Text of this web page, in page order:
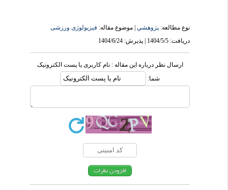
نوع مطالعه:پژوهشي| موضوع مقاله:فیزیولوژی ورزشی
دریافت: 1404/5/5 | پذیرش: 1404/6/24
ارسال نظر درباره این مقاله : نام کاربری یا پست الکترونیک
شما: